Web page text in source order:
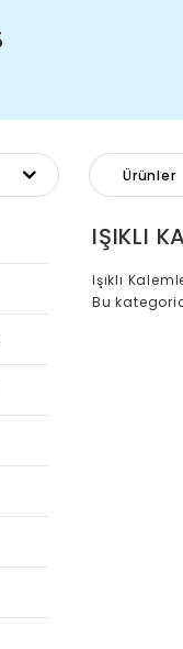
Ürünler
IŞIKLI
Işıklı
Bu